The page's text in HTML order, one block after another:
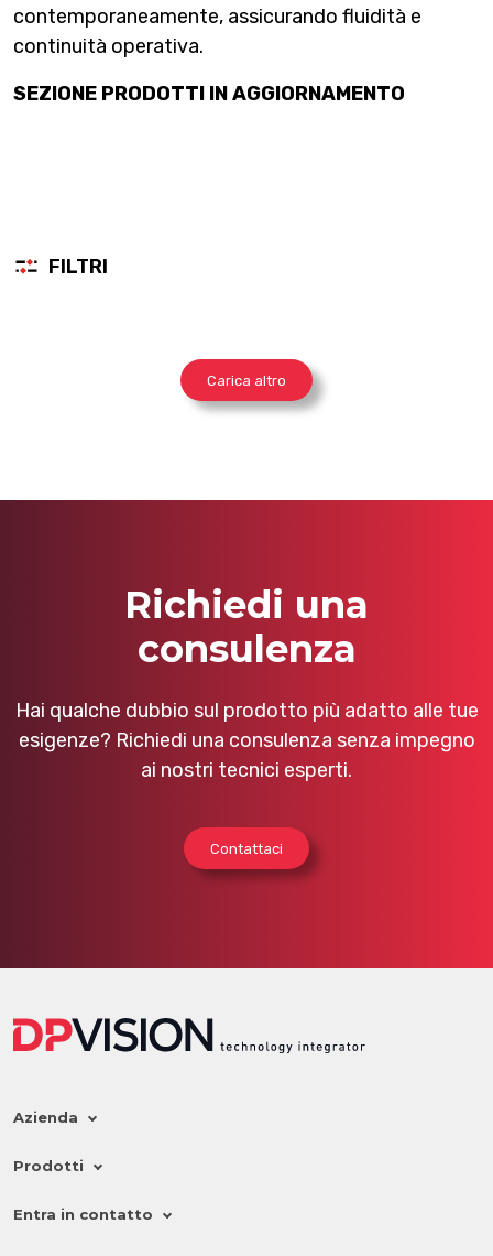
contemporaneamente, assicurando fluidità e
continuità operativa.
SEZIONE PRODOTTI IN AGGIORNAMENTO
FILTRI
Carica altro
Richiedi una
consulenza
Hai qualche dubbio sul prodotto più adatto alle tue
esigenze? Richiedi una consulenza senza impegno
ai nostri tecnici esperti.
Contattaci
Azienda
Prodotti
Entra in contatto